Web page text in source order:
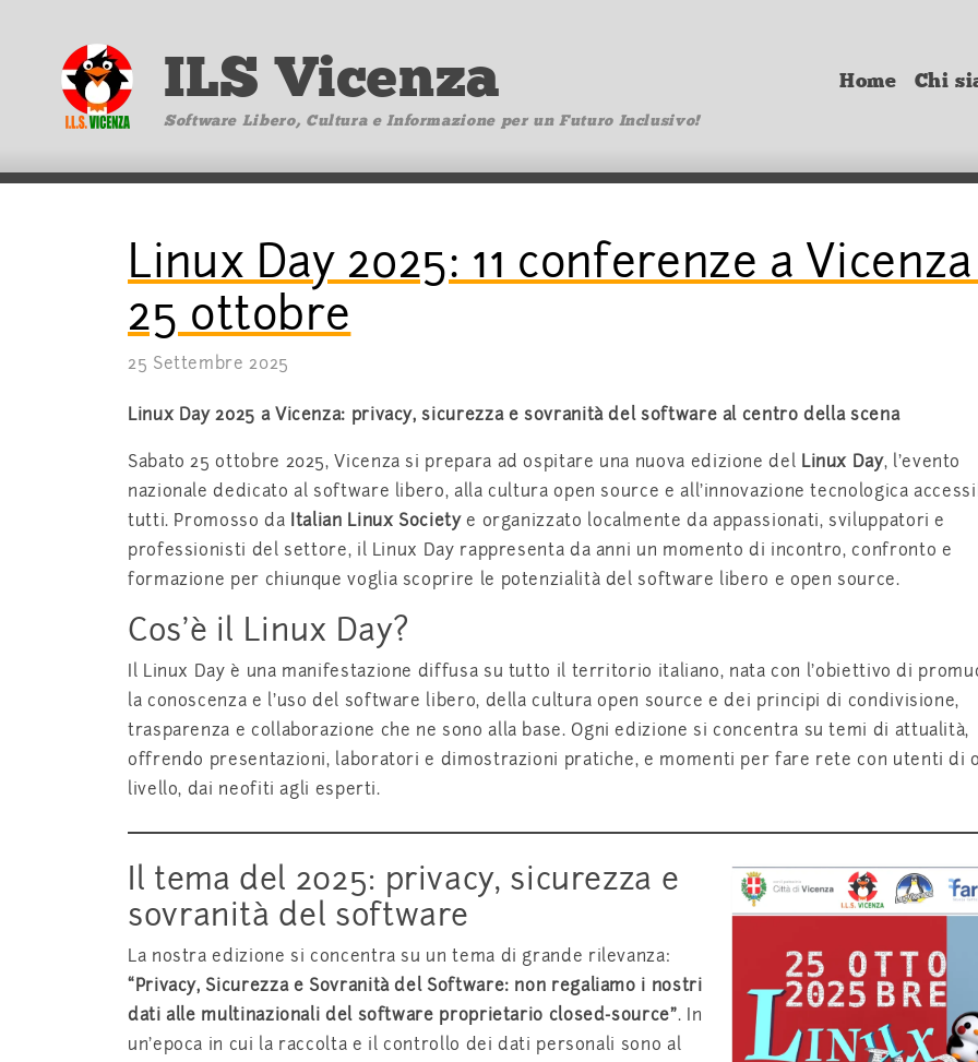
ILS Vicenza
Software Libero, Cultura e Informazione per un Futuro Inclusivo!
Home Chi
Linux Day 2025: 11 conferenze a
25 ottobre
25 Settembre 2025
Linux Day 2025 a Vicenza: privacy, sicurezza e sovranità del software al centro della scena
Sabato 25 ottobre 2025, Vicenza si prepara ad ospitare una nuova edizione del Linux Day, l’evento
nazionale dedicato al software libero, alla cultura open source e all’innovazione tecnologica
tutti. Promosso da Italian Linux Societye organizzato localmente da appassionati, sviluppatori e
professionisti del settore, il Linux Day rappresenta da anni un momento di incontro, confronto e
formazione per chiunque voglia scoprire le potenzialità del software libero e open source.
Cos’è il Linux Day?
Il Linux Day è una manifestazione diffusa su tutto il territorio italiano, nata con l’obiettivo di
la conoscenza e l’uso del software libero, della cultura open source e dei principi di condivisione,
trasparenza e collaborazione che ne sono alla base. Ogni edizione si concentra su temi di attualità,
offrendo presentazioni, laboratori e dimostrazioni pratiche, e momenti per fare rete con utenti di
livello, dai neofiti agli esperti.
Il tema del 2025: privacy, sicurezza e
sovranità del software
La nostra edizione si concentra su un tema di grande rilevanza:
“Privacy, Sicurezza e Sovranità del Software: non regaliamo i nostri
dati alle multinazionali del software proprietario closed-source”. In
un’epoca in cui la raccolta e il controllo dei dati personali sono al